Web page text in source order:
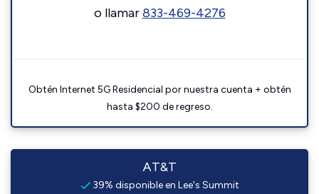
o llamar833-469-4276
Obtén Internet 5G Residencial por nuestra cuenta + obtén
hasta $200 de regreso.
AT&T
39% disponible en Lee's Summit